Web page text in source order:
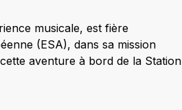
musicale, est fière
(ESA), dans sa mission
aventure à bord de la Station